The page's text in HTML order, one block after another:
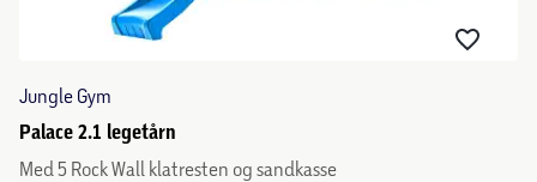
Jungle Gym
Palace 2.1 legetårn
Med 5 Rock Wall klatresten og sandkasse